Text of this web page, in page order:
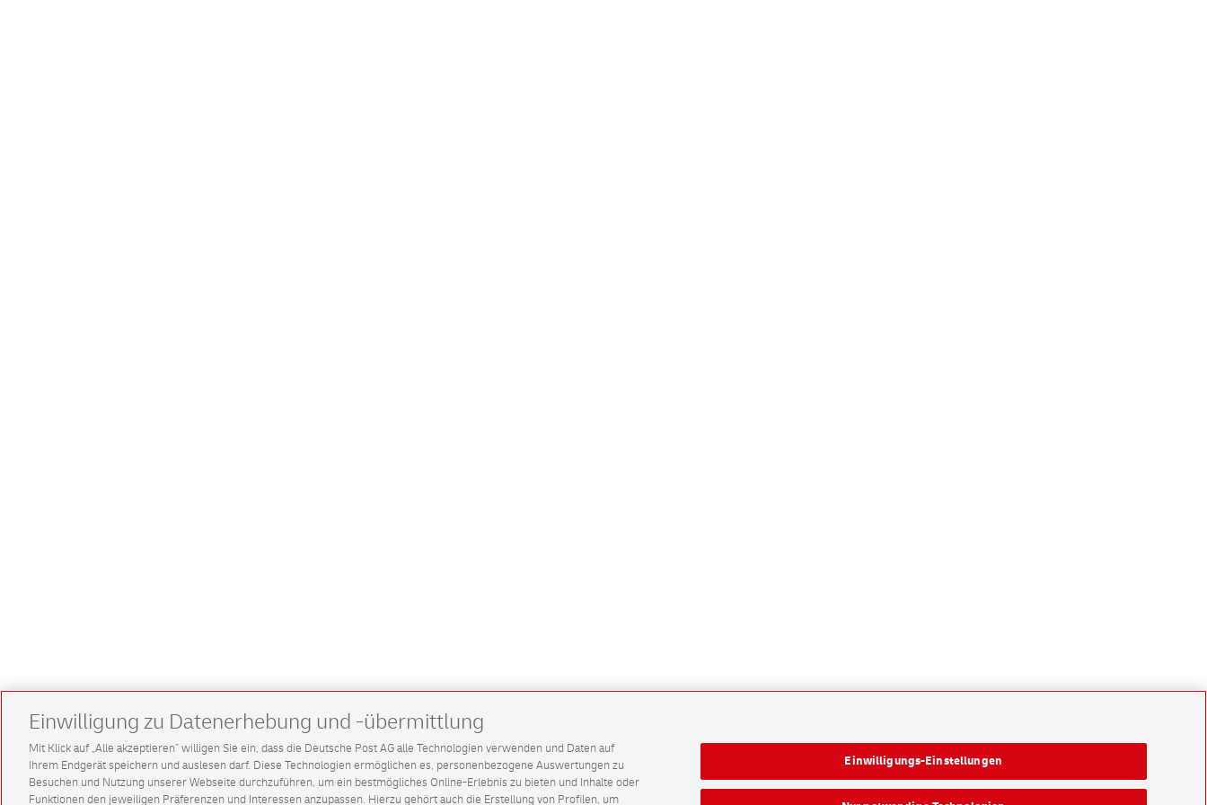
Einwilligung zu Datenerhebung und -übermittlung
Mit Klick auf „Alle akzeptieren” willigen Sie ein, dass die Deutsche Post AG alle Technologien verwenden und Daten auf
Ihrem Endgerät speichern und auslesen darf. Diese Technologien ermöglichen es, personenbezogene Auswertungen zu
Besuchen und Nutzung unserer Webseite durchzuführen, um ein bestmögliches Online-Erlebnis zu bieten und Inhalte oder
Funktionen den jeweiligen Präferenzen und Interessen anzupassen. Hierzu gehört auch die Erstellung von Profilen, um
Einwilligungs-Einstellungen